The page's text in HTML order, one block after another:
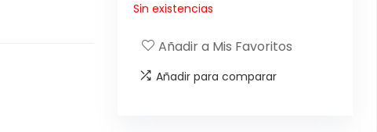
Sin existencias
Añadir a Mis Favoritos
Añadir para comparar